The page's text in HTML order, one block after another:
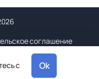
соглашение
с Ok